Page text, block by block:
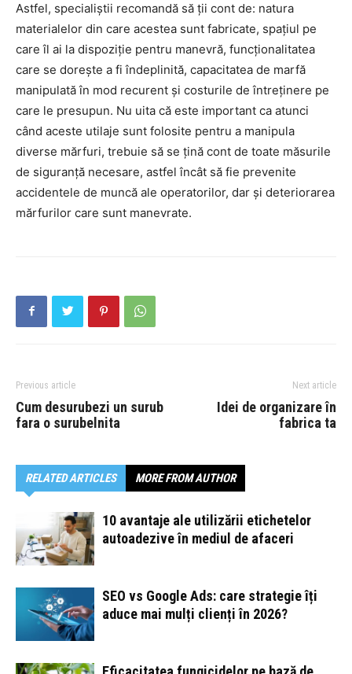
Astfel, specialiștii recomandă să ții cont de: natura
materialelor din care acestea sunt fabricate, spațiul pe
care îl ai la dispoziție pentru manevră, funcționalitatea
care se dorește a fi îndeplinită, capacitatea de marfă
manipulată în mod recurent și costurile de întreținere pe
care le presupun. Nu uita că este important ca atunci
când aceste utilaje sunt folosite pentru a manipula
diverse mărfuri, trebuie să se țină cont de toate măsurile
de siguranță necesare, astfel încât să fie prevenite
accidentele de muncă ale operatorilor, dar și deteriorarea
mărfurilor care sunt manevrate.
Previous article
Cum desurubezi un surub
fara o surubelnita
Next article
Idei de organizare în
fabrica ta
RELATED ARTICLES MORE FROM AUTHOR
10 avantaje ale utilizării etichetelor
autoadezive în mediul de afaceri
SEO vs Google Ads: care strategie îți
aduce mai mulți clienți în 2026?